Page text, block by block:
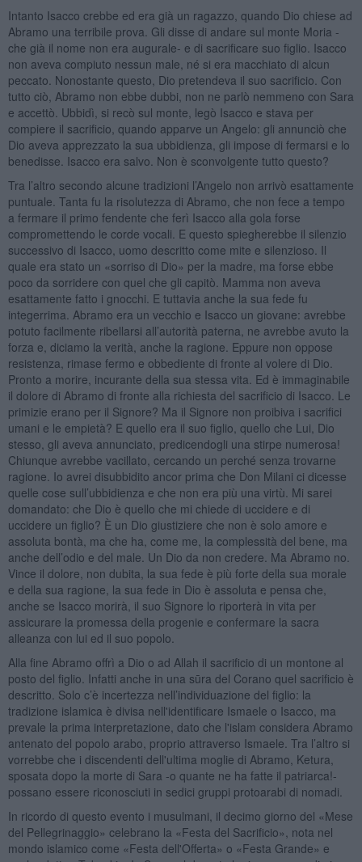
Intanto Isacco crebbe ed era già un ragazzo, quando Dio chiese ad
Abramo una terribile prova. Gli disse di andare sul monte Moria -
che già il nome non era augurale- e di sacrificare suo figlio. Isacco
non aveva compiuto nessun male, né si era macchiato di alcun
peccato. Nonostante questo, Dio pretendeva il suo sacrificio. Con
tutto ciò, Abramo non ebbe dubbi, non ne parlò nemmeno con Sara
e accettò. Ubbidì, si recò sul monte, legò Isacco e stava per
compiere il sacrificio, quando apparve un Angelo: gli annunciò che
Dio aveva apprezzato la sua ubbidienza, gli impose di fermarsi e lo
benedisse. Isacco era salvo. Non è sconvolgente tutto questo?
Tra l’altro secondo alcune tradizioni l’Angelo non arrivò esattamente
puntuale. Tanta fu la risolutezza di Abramo, che non fece a tempo
a fermare il primo fendente che ferì Isacco alla gola forse
compromettendo le corde vocali. E questo spiegherebbe il silenzio
successivo di Isacco, uomo descritto come mite e silenzioso. Il
quale era stato un «sorriso di Dio» per la madre, ma forse ebbe
poco da sorridere con quel che gli capitò. Mamma non aveva
esattamente fatto i gnocchi. E tuttavia anche la sua fede fu
integerrima. Abramo era un vecchio e Isacco un giovane: avrebbe
potuto facilmente ribellarsi all’autorità paterna, ne avrebbe avuto la
forza e, diciamo la verità, anche la ragione. Eppure non oppose
resistenza, rimase fermo e obbediente di fronte al volere di Dio.
Pronto a morire, incurante della sua stessa vita. Ed è immaginabile
il dolore di Abramo di fronte alla richiesta del sacrificio di Isacco. Le
primizie erano per il Signore? Ma il Signore non proibiva i sacrifici
umani e le empietà? E quello era il suo figlio, quello che Lui, Dio
stesso, gli aveva annunciato, predicendogli una stirpe numerosa!
Chiunque avrebbe vacillato, cercando un perché senza trovarne
ragione. Io avrei disubbidito ancor prima che Don Milani ci dicesse
quelle cose sull’ubbidienza e che non era più una virtù. Mi sarei
domandato: che Dio è quello che mi chiede di uccidere e di
uccidere un figlio? È un Dio giustiziere che non è solo amore e
assoluta bontà, ma che ha, come me, la complessità del bene, ma
anche dell’odio e del male. Un Dio da non credere. Ma Abramo no.
Vince il dolore, non dubita, la sua fede è più forte della sua morale
e della sua ragione, la sua fede in Dio è assoluta e pensa che,
anche se Isacco morirà, il suo Signore lo riporterà in vita per
assicurare la promessa della progenie e confermare la sacra
alleanza con lui ed il suo popolo.
Alla fine Abramo offrì a Dio o ad Allah il sacrificio di un montone al
posto del figlio. Infatti anche in una sūra del Corano quel sacrificio è
descritto. Solo c’è incertezza nell’individuazione del figlio: la
tradizione islamica è divisa nell'identificare Ismaele o Isacco, ma
prevale la prima interpretazione, dato che l'islam considera Abramo
antenato del popolo arabo, proprio attraverso Ismaele. Tra l’altro si
vorrebbe che i discendenti dell'ultima moglie di Abramo, Ketura,
sposata dopo la morte di Sara -o quante ne ha fatte il patriarca!-
possano essere riconosciuti in sedici gruppi protoarabi di nomadi.
In ricordo di questo evento i musulmani, il decimo giorno del «Mese
del Pellegrinaggio» celebrano la «Festa del Sacrificio», nota nel
mondo islamico come «Festa dell'Offerta» o «Festa Grande» e